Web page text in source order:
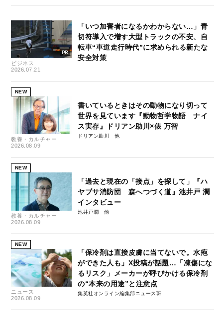
ビジネス
2026.07.21
「いつ加害者になるかわからない…」青
切符導入で増す大型トラックの不安、自
転車“車道走行時代”に求められる新たな
安全対策
NEW
教養・カルチャー
2026.08.09
書いているときはその動物になり切って
世界を見ています『動物哲学物語 ナイ
ス実存』ドリアン助川×俵 万智
ドリアン助川
NEW
教養・カルチャー
2026.08.09
「過去と現在の「接点」を探して」『ハ
ヤブサ消防団 森へつづく道』池井戸 潤
インタビュー
池井戸潤
NEW
ニュース
2026.08.09
「保冷剤は直接皮膚に当てないで。水疱
ができた人も」X投稿が話題…「凍傷にな
るリスク」メーカーが呼びかける保冷剤
の“本来の用途”と注意点
集英社オンライン編集部ニュース班